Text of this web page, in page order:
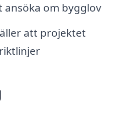
ansöka om bygglov
att projektet